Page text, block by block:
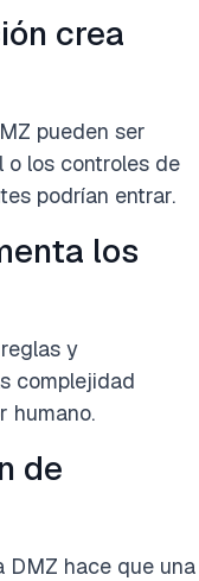
crea
pueden ser
o los controles de
podrían entrar.
los
y
complejidad
humano.
de
DMZ hace que una